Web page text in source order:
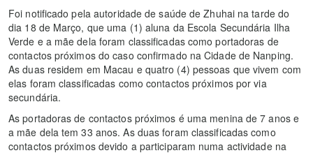
Foi notificado pela autoridade de saúde de Zhuhai na tarde do
dia 18 de Março, que uma (1) aluna da Escola Secundária Ilha
Verde e a mãe dela foram classificadas como portadoras de
contactos próximos do caso confirmado na Cidade de Nanping.
As duas residem em Macau e quatro (4) pessoas que vivem com
elas foram classificadas como contactos próximos por via
secundária.
As portadoras de contactos próximos é uma menina de 7 anos e
a mãe dela tem 33 anos. As duas foram classificadas como
contactos próximos devido a participaram numa actividade na